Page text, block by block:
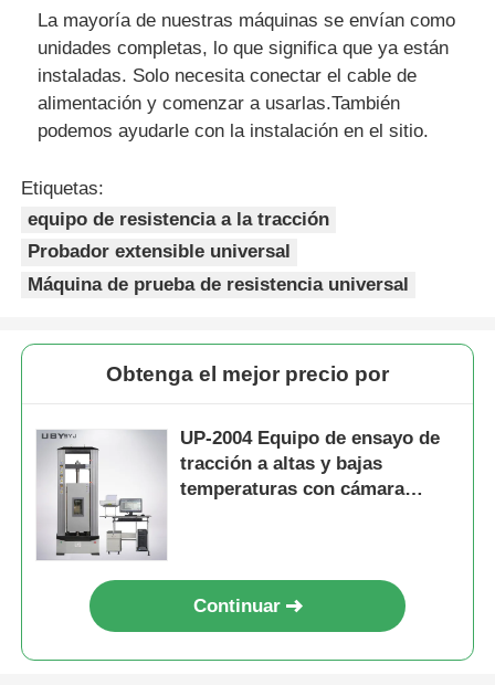
La mayoría de nuestras máquinas se envían como
unidades completas, lo que significa que ya están
instaladas. Solo necesita conectar el cable de
alimentación y comenzar a usarlas.También
podemos ayudarle con la instalación en el sitio.
Etiquetas:
equipo de resistencia a la tracción
Probador extensible universal
Máquina de prueba de resistencia universal
Obtenga el mejor precio por
UP-2004 Equipo de ensayo de
tracción a altas y bajas
temperaturas con cámara
Continuar